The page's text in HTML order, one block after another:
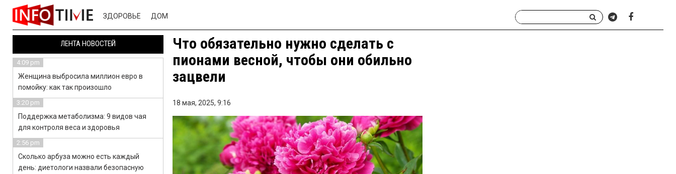
ЗДОРОВЬЕ ДОМ
Что обязательно нужно сделать с
пионами весной, чтобы они обильно
зацвели
18 мая, 2025, 9:16
ЛЕНТА НОВОСТЕЙ
4:09 pm
Женщина выбросила миллион евро в
помойку: как так произошло
3:20 pm
Поддержка метаболизма: 9 видов чая
для контроля веса и здоровья
2:56 pm
Сколько арбуза можно есть каждый
день: диетологи назвали безопасную